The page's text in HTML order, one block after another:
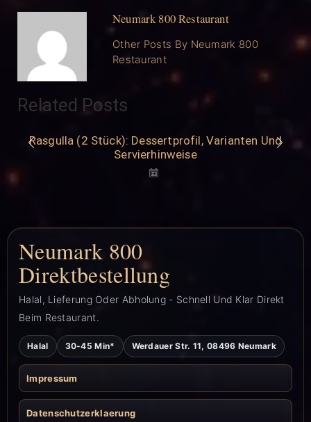
Neumark 800 Restaurant
Other Posts By Neumark 800
Restaurant
Related Posts
Rasgulla (2 Stück): Dessertprofil, Varianten Und
Servierhinweise
Neumark 800
Direktbestellung
Halal, Lieferung Oder Abholung - Schnell Und Klar Direkt
Beim Restaurant.
Halal 30-45 Min* Werdauer Str. 11, 08496 Neumark
Impressum
Datenschutzerklaerung